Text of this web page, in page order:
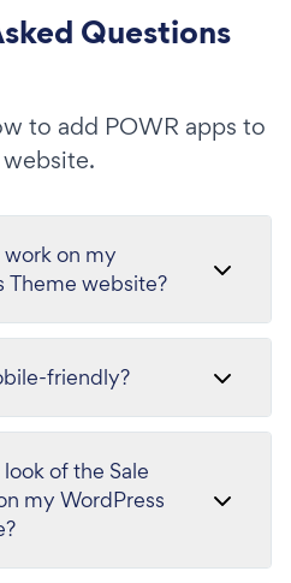
Questions
to add POWR apps to
on my
Theme website?
friendly?
of the Sale
my WordPress